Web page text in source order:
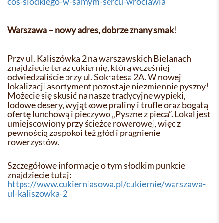
Warszawa – nowy adres, dobrze znany smak!
Przy ul. Kaliszówka 2 na warszawskich Bielanach
znajdziecie teraz cukiernię, którą wcześniej
odwiedzaliście przy ul. Sokratesa 2A. W nowej
lokalizacji asortyment pozostaje niezmiennie pyszny!
Możecie się skusić na nasze tradycyjne wypieki,
lodowe desery, wyjątkowe praliny i trufle oraz bogatą
ofertę lunchową i pieczywo „Pyszne z pieca”. Lokal jest
umiejscowiony przy ścieżce rowerowej, więc z
pewnością zaspokoi też głód i pragnienie
rowerzystów.
Szczegółowe informacje o tym słodkim punkcie
znajdziecie tutaj:
https://www.cukierniasowa.pl/cukiernie/warszawa-
ul-kaliszowka-2